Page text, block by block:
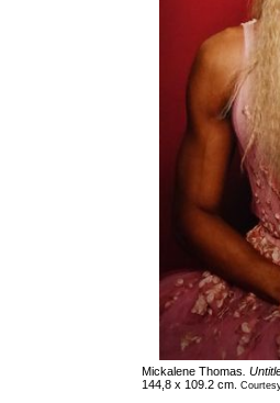
Mickalene Thomas.
144,8 x 109.2 cm.